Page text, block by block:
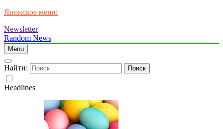
Японское меню
Newsletter
Random News
Menu
Найти:
Headlines